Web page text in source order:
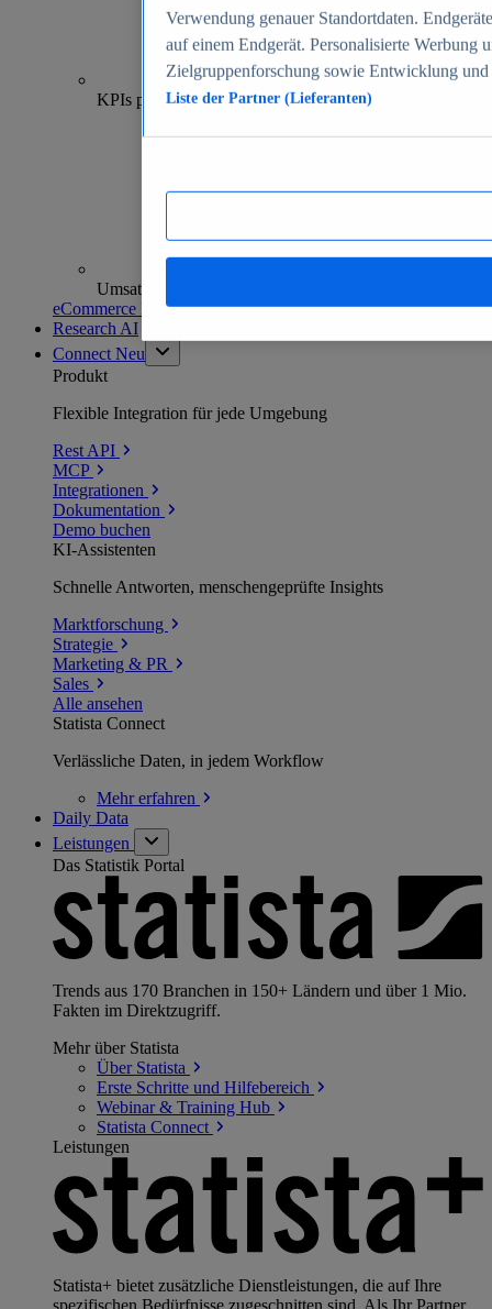
70+
KPIs pro Shop
Umsatzanalysen und -prognosen
eCommerce Insights entdecken
Research AI
Connect Neu
Produkt
Flexible Integration für jede Umgebung
Rest API
MCP
Integrationen
Dokumentation
Demo buchen
KI-Assistenten
Schnelle Antworten, menschengeprüfte Insights
Marktforschung
Strategie
Marketing & PR
Sales
Alle ansehen
Statista Connect
Verlässliche Daten, in jedem Workflow
Mehrerfahren
Daily Data
Leistungen
Das Statistik Portal
Trends aus 170 Branchen in 150+ Ländern und über 1 Mio.
Fakten im Direktzugriff.
Mehr über Statista
Über Statista
Erste Schritte und Hilfebereich
Webinar & Training Hub
Statista Connect
Leistungen
Statista+ bietet zusätzliche Dienstleistungen, die auf Ihre
spezifischen Bedürfnisse zugeschnitten sind. Als Ihr Partner
Verwendung genauer Standortdaten.
auf einem Endgerät. Personalisierte Werbung
Zielgruppenforschung sowie Entwicklung
Liste der Partner (Lieferanten)